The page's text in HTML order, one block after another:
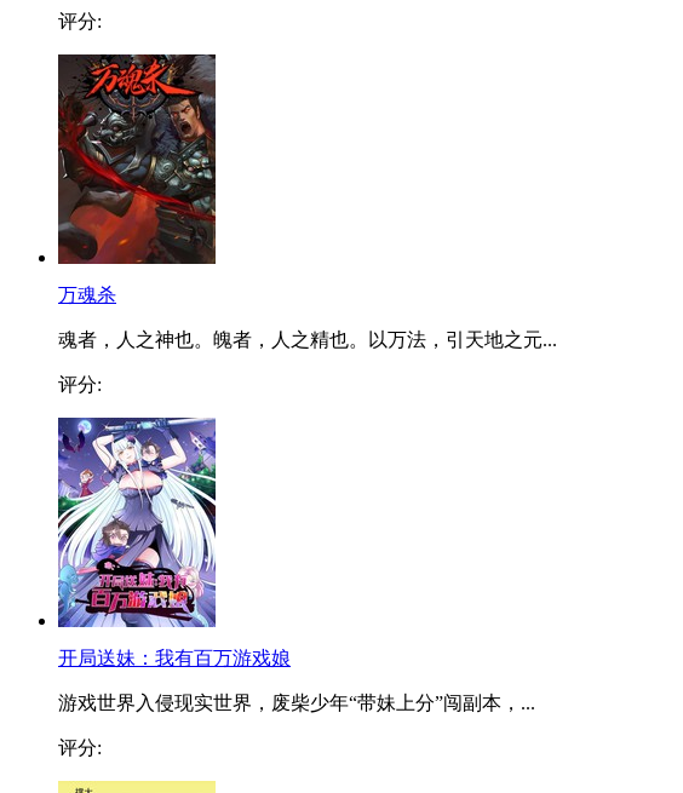
评分:
万魂杀
魂者，人之神也。魄者，人之精也。以万法，引天地之元...
评分:
开局送妹：我有百万游戏娘
游戏世界入侵现实世界，废柴少年“带妹上分”闯副本，...
评分: